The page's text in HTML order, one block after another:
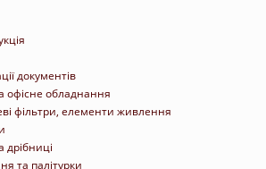
документів
офісне обладнання
фільтри, елементи живлення
дрібниці
та палітурки